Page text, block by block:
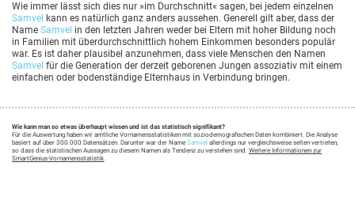
Wie immer lässt sich dies nur »im Durchschnitt« sagen, bei jedem einzelnen
Samvel kann es natürlich ganz anders aussehen. Generell gilt aber, dass der
Name Samvel in den letzten Jahren weder bei Eltern mit hoher Bildung noch
in Familien mit überdurchschnittlich hohem Einkommen besonders populär
war. Es ist daher plausibel anzunehmen, dass viele Menschen den Namen
Samvel für die Generation der derzeit geborenen Jungen assoziativ mit einem
einfachen oder bodenständige Elternhaus in Verbindung bringen.
Wie kann man so etwas überhaupt wissen und ist das statistisch signifikant?
Für die Auswertung haben wir amtliche Vornamensstatistiken mit soziodemografischen Daten kombiniert. Die Analyse
basiert auf über 300.000 Datensätzen. Darunter war der Name Samvel allerdings nur vergleichsweise selten vertreten,
so dass die statistischen Aussagen zu diesem Namen als Tendenz zu verstehen sind. Weitere Informationen zur
SmartGenius-Vornamensstatistik.